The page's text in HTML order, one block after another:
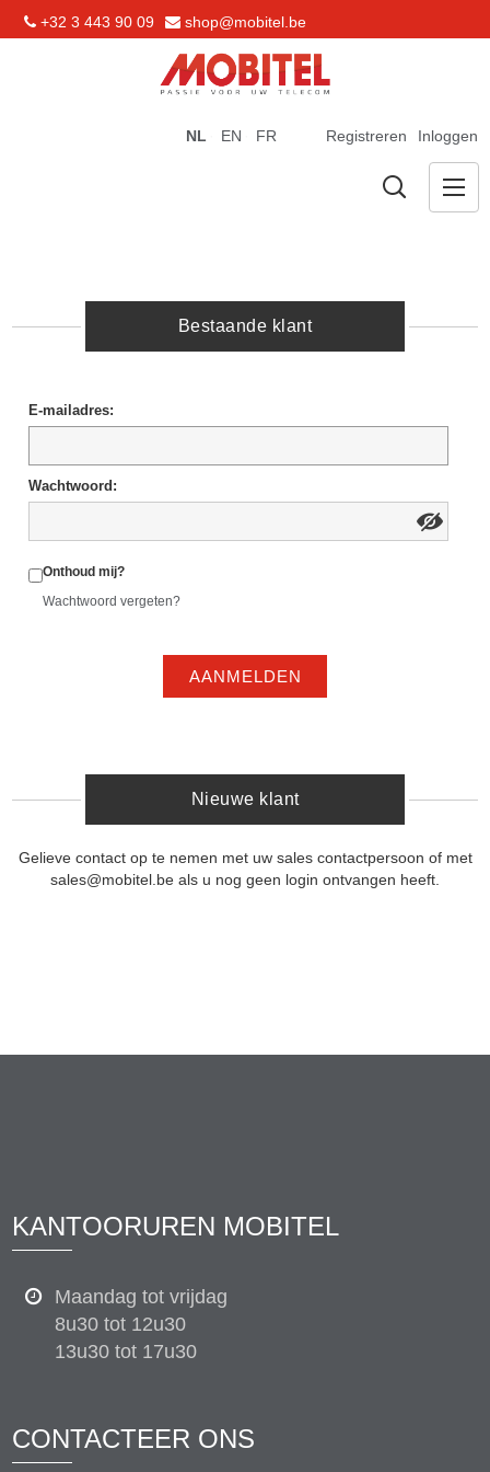
+32 3 443 90 09 shop@mobitel.be
Registreren Inloggen
NL EN FR
Bestaande klant
E-mailadres:
Wachtwoord:
Onthoud mij?
Wachtwoord vergeten?
AANMELDEN
Nieuwe klant
Gelieve contact op te nemen met uw sales contactpersoon of met
sales@mobitel.be als u nog geen login ontvangen heeft.
KANTOORUREN MOBITEL
Maandag tot vrijdag
8u30 tot 12u30
13u30 tot 17u30
CONTACTEER ONS